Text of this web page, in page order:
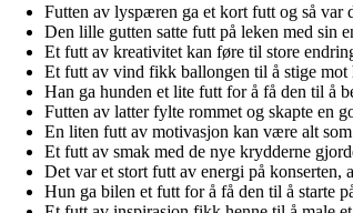
Futten av lyspæren ga et kort futt og så var
Den lille gutten satte futt på leken med sin
Et futt av kreativitet kan føre til store
Et futt av vind fikk ballongen til å stige mot
Han ga hunden et lite futt for å få den til å
Futten av latter fylte rommet og skapte en
En liten futt av motivasjon kan være alt
Et futt av smak med de nye krydderne
Det var et stort futt av energi på konserten,
Hun ga bilen et futt for å få den til å starte